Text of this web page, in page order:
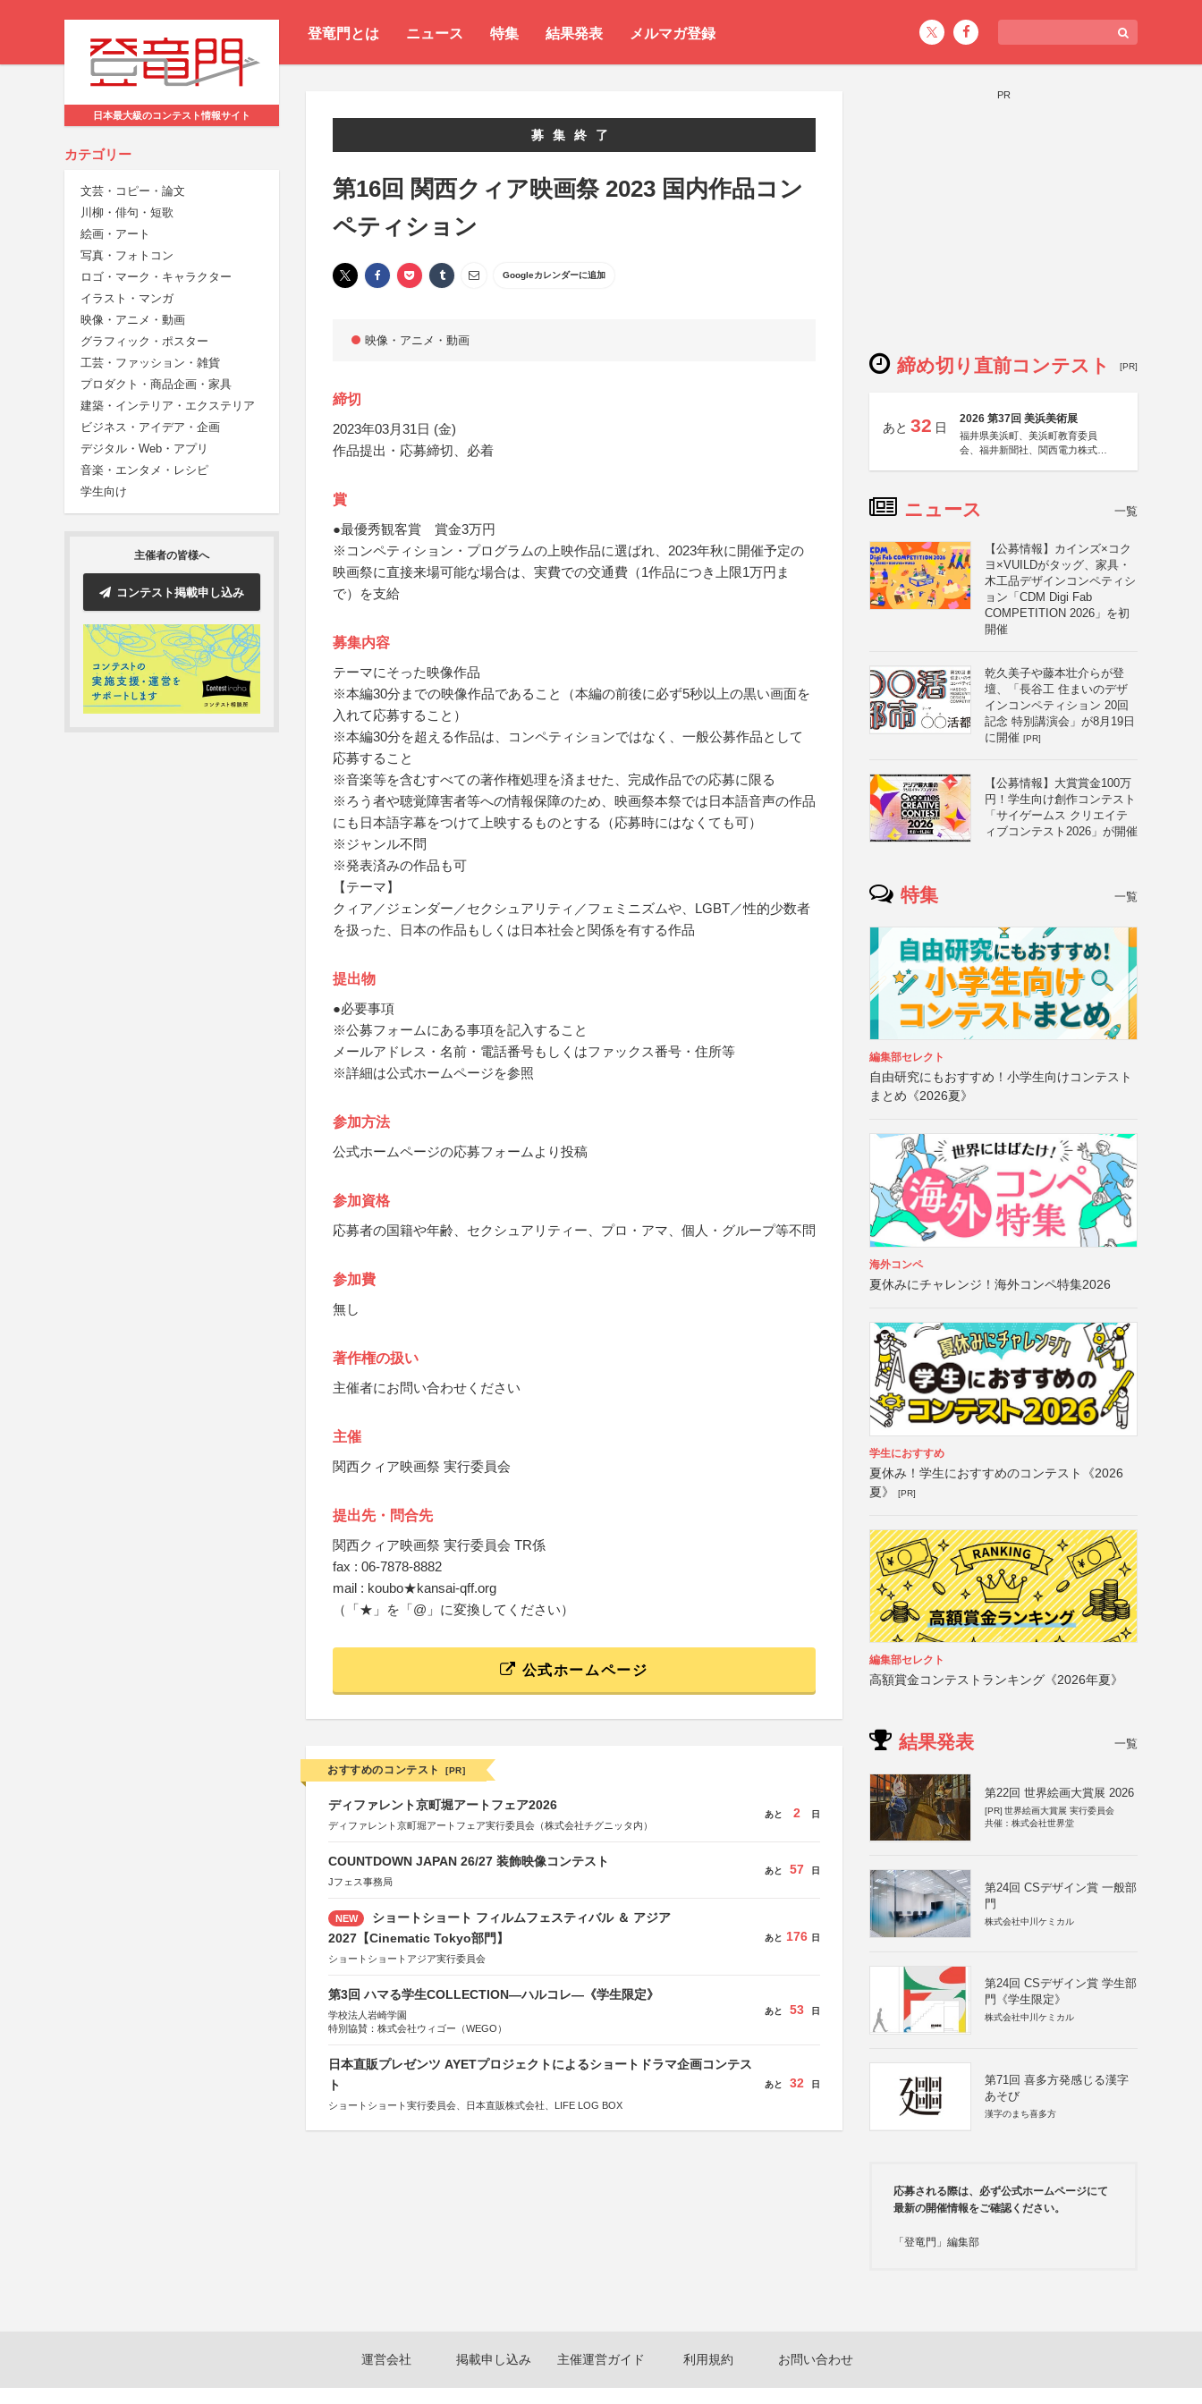
登竜門とは ニュース 特集 結果発表 メルマガ登録
日本最大級のコンテスト情報サイト
カテゴリー
文芸・コピー・論文
川柳・俳句・短歌
絵画・アート
写真・フォトコン
ロゴ・マーク・キャラクター
イラスト・マンガ
映像・アニメ・動画
グラフィック・ポスター
工芸・ファッション・雑貨
プロダクト・商品企画・家具
建築・インテリア・エクステリア
ビジネス・アイデア・企画
デジタル・Web・アプリ
音楽・エンタメ・レシピ
学生向け
主催者の皆様へ
コンテスト掲載申し込み
募集終了
第16回 関西クィア映画祭 2023 国内作品コン
ペティション
Googleカレンダーに追加
映像・アニメ・動画
締切
2023年03月31日 (金)
作品提出・応募締切、必着
賞
●最優秀観客賞 賞金3万円
※コンペティション・プログラムの上映作品に選ばれ、2023年秋に開催予定の
映画祭に直接来場可能な場合は、実費での交通費（1作品につき上限1万円ま
で）を支給
募集内容
テーマにそった映像作品
※本編30分までの映像作品であること（本編の前後に必ず5秒以上の黒い画面を
入れて応募すること）
※本編30分を超える作品は、コンペティションではなく、一般公募作品として
応募すること
※音楽等を含むすべての著作権処理を済ませた、完成作品での応募に限る
※ろう者や聴覚障害者等への情報保障のため、映画祭本祭では日本語音声の作品
にも日本語字幕をつけて上映するものとする（応募時にはなくても可）
※ジャンル不問
※発表済みの作品も可
【テーマ】
クィア／ジェンダー／セクシュアリティ／フェミニズムや、LGBT／性的少数者
を扱った、日本の作品もしくは日本社会と関係を有する作品
提出物
●必要事項
※公募フォームにある事項を記入すること
メールアドレス・名前・電話番号もしくはファックス番号・住所等
※詳細は公式ホームページを参照
参加方法
公式ホームページの応募フォームより投稿
参加資格
応募者の国籍や年齢、セクシュアリティー、プロ・アマ、個人・グループ等不問
参加費
無し
著作権の扱い
主催者にお問い合わせください
主催
関西クィア映画祭 実行委員会
提出先・問合先
関西クィア映画祭 実行委員会 TR係
fax : 06-7878-8882
mail : koubo★kansai-qff.org
（「★」を「@」に変換してください）
公式ホームページ
おすすめのコンテスト [PR]
ディファレント京町堀アートフェア2026
ディファレント京町堀アートフェア実行委員会（株式会社チグニッタ内）
あと 2 日
COUNTDOWN JAPAN 26/27 装飾映像コンテスト
Jフェス事務局
あと 57 日
NEW
ショートショート フィルムフェスティバル ＆ アジア
2027【Cinematic Tokyo部門】
ショートショートアジア実行委員会
あと 176 日
第3回 ハマる学生COLLECTION―ハルコレ―《学生限定》
学校法人岩崎学園
特別協賛：株式会社ウィゴー（WEGO）
あと 53 日
日本直販プレゼンツ AYETプロジェクトによるショートドラマ企画コンテス
ト
ショートショート実行委員会、日本直販株式会社、LIFE LOG BOX
あと 32 日
PR
締め切り直前コンテスト [PR]
あと 32 日
2026 第37回 美浜美術展
福井県美浜町、美浜町教育委員
会、福井新聞社、関西電力株式会
ニュース 一覧
【公募情報】カインズ×コク
ヨ×VUILDがタッグ、家具・
木工品デザインコンペティシ
ョン「CDM Digi Fab
COMPETITION 2026」を初
開催
乾久美子や藤本壮介らが登
壇、「長谷工 住まいのデザ
インコンペティション 20回
記念 特別講演会」が8月19日
に開催 [PR]
【公募情報】大賞賞金100万
円！学生向け創作コンテスト
「サイゲームス クリエイテ
ィブコンテスト2026」が開催
特集 一覧
編集部セレクト
自由研究にもおすすめ！小学生向けコンテスト
まとめ《2026夏》
海外コンペ
夏休みにチャレンジ！海外コンペ特集2026
学生におすすめ
夏休み！学生におすすめのコンテスト《2026
夏》
[PR]
編集部セレクト
高額賞金コンテストランキング《2026年夏》
結果発表 一覧
第22回 世界絵画大賞展 2026
[PR] 世界絵画大賞展 実行委員会
共催：株式会社世界堂
第24回 CSデザイン賞 一般部
門
株式会社中川ケミカル
第24回 CSデザイン賞 学生部
門《学生限定》
株式会社中川ケミカル
第71回 喜多方発感じる漢字
あそび
漢字のまち喜多方
応募される際は、必ず公式ホームページにて
最新の開催情報をご確認ください。
「登竜門」編集部
運営会社 掲載申し込み 主催運営ガイド 利用規約 お問い合わせ